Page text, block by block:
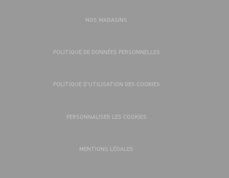
NOS MAGASINS
POLITIQUE DE DONNÉES PERSONNELLES
POLITIQUE D’UTILISATION DES COOKIES
PERSONNALISER LES COOKIES
MENTIONS LÉGALES